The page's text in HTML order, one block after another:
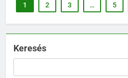
1 2 3 … 5
Keresés